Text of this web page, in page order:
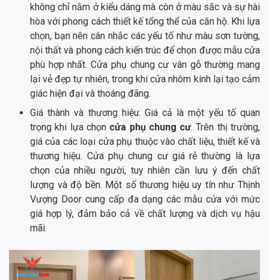
không chỉ nằm ở kiểu dáng mà còn ở màu sắc và sự hài
hòa với phong cách thiết kế tổng thể của căn hộ. Khi lựa
chọn, bạn nên cân nhắc các yếu tố như màu sơn tường,
nội thất và phong cách kiến trúc để chọn được mẫu cửa
phù hợp nhất. Cửa phụ chung cư vân gỗ thường mang
lại vẻ đẹp tự nhiên, trong khi cửa nhôm kính lại tạo cảm
giác hiện đại và thoáng đãng.
Giá thành và thương hiệu: Giá cả là một yếu tố quan
trọng khi lựa chọncửa phụ chung cư. Trên thị trường,
giá của các loại cửa phụ thuộc vào chất liệu, thiết kế và
thương hiệu. Cửa phụ chung cư giá rẻ thường là lựa
chọn của nhiều người, tuy nhiên cần lưu ý đến chất
lượng và độ bền. Một số thương hiệu uy tín như Thịnh
Vượng Door cung cấp đa dạng các mẫu cửa với mức
giá hợp lý, đảm bảo cả về chất lượng và dịch vụ hậu
mãi.